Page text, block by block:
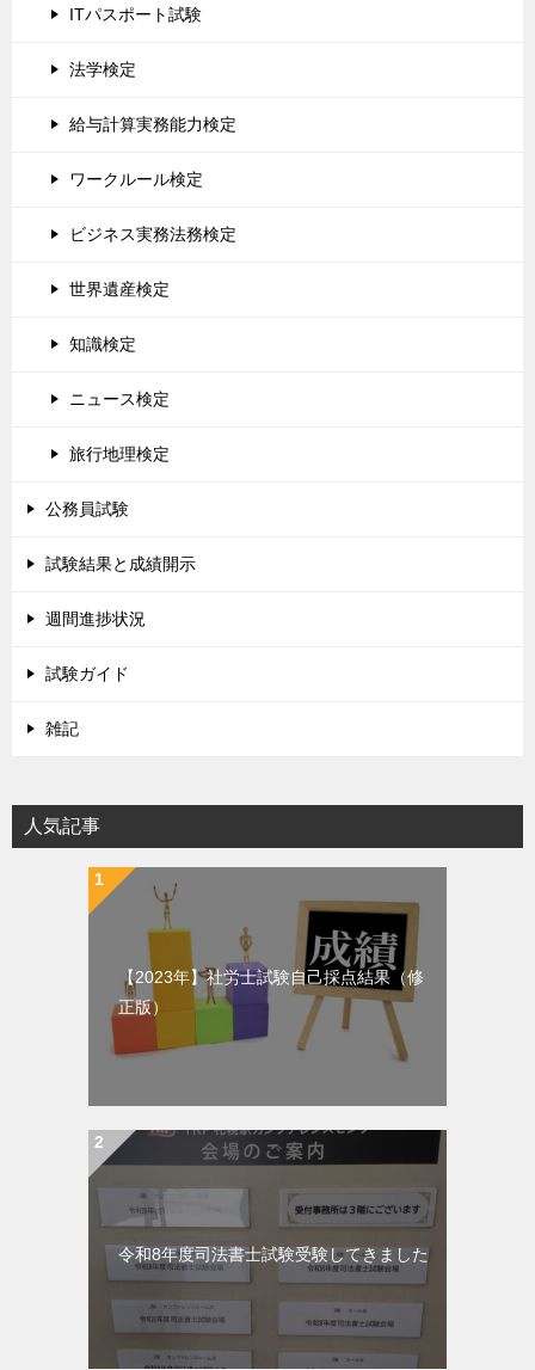
ITパスポート試験
法学検定
給与計算実務能力検定
ワークルール検定
ビジネス実務法務検定
世界遺産検定
知識検定
ニュース検定
旅行地理検定
公務員試験
試験結果と成績開示
週間進捗状況
試験ガイド
雑記
人気記事
【2023年】社労士試験自己採点結果（修
正版）
令和8年度司法書士試験受験してきました